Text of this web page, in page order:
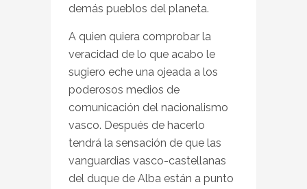
demás pueblos del planeta.
A quien quiera comprobar la
veracidad de lo que acabo le
sugiero eche una ojeada a los
poderosos medios de
comunicación del nacionalismo
vasco. Después de hacerlo
tendrá la sensación de que las
vanguardias vasco-castellanas
del duque de Alba están a punto